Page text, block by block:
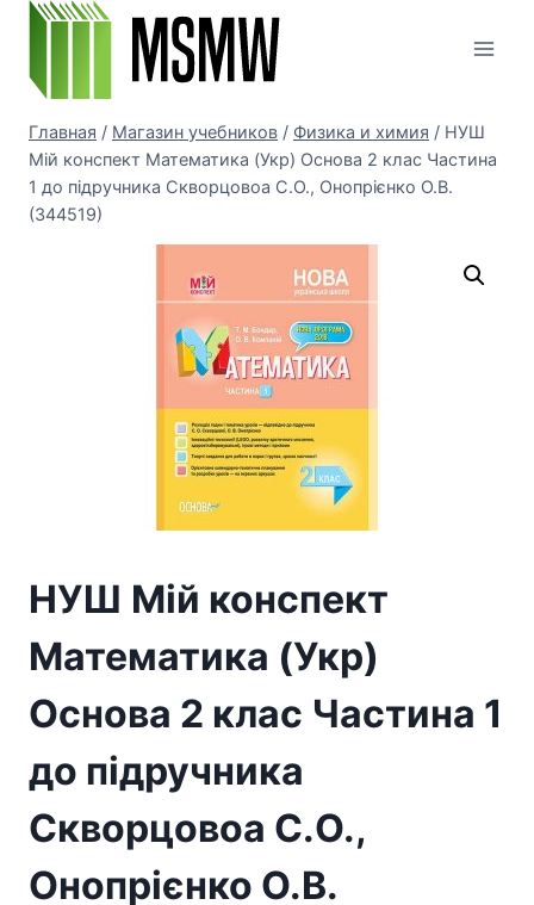
Перейти
содержимому
Главная / Магазин учебников / Физика и химия / НУШ
Мій конспект Математика (Укр) Основа 2 клас Частина
1 до підручника Скворцовоа С.О., Онопрієнко О.В.
(344519)
НУШ Мій конспект
Математика (Укр)
Основа 2 клас Частина 1
до підручника
Скворцовоа С.О.,
Онопрієнко О.В.